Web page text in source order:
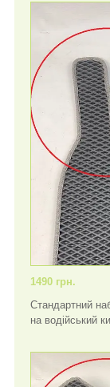
1490 грн.
Стандартний
на водійський